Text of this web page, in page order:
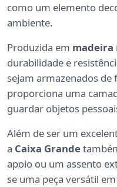
como um elemento
ambiente.
Produzida em madeira
durabilidade e
sejam armazenados de
proporciona uma
guardar objetos
Além de ser um
a Caixa Grande
apoio ou um assento
se uma peça versátil